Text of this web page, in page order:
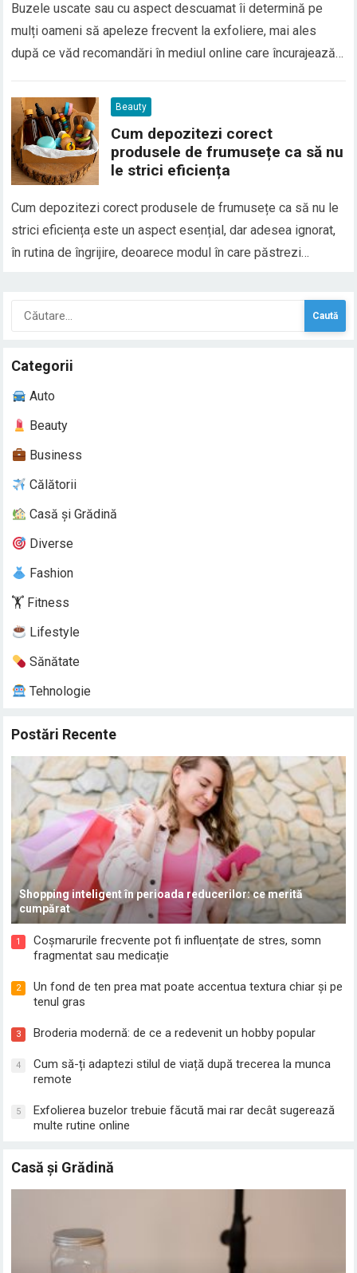
Buzele uscate sau cu aspect descuamat îi determină pe
mulți oameni să apeleze frecvent la exfoliere, mai ales
după ce văd recomandări în mediul online care încurajează
realitate, pielea buzelor este mult mai subțire și mai
sensibilă decât cea de pe…
Beauty
Cum depozitezi corect
produsele de frumusețe ca să nu
le strici eficiența
Cum depozitezi corect produsele de frumusețe ca să nu le
strici eficiența este un aspect esențial, dar adesea ignorat,
în rutina de îngrijire, deoarece modul în care păstrezi
textura și, implicit, rezultatele pe care le obții pe piele sau
păr. Primul lucru pe care trebuie…
Caută
Categorii
Auto
Beauty
Business
Călătorii
Casă și Grădină
Diverse
Fashion
🏋️ Fitness
Lifestyle
Sănătate
Tehnologie
Postări Recente
Shopping inteligent în perioada reducerilor: ce merită
cumpărat
1
Coșmarurile frecvente pot fi influențate de stres, somn
fragmentat sau medicație
2
Un fond de ten prea mat poate accentua textura chiar și pe
tenul gras
3 Broderia modernă: de ce a redevenit un hobby popular
4
Cum să-ți adaptezi stilul de viață după trecerea la munca
remote
5
Exfolierea buzelor trebuie făcută mai rar decât sugerează
multe rutine online
Casă și Grădină